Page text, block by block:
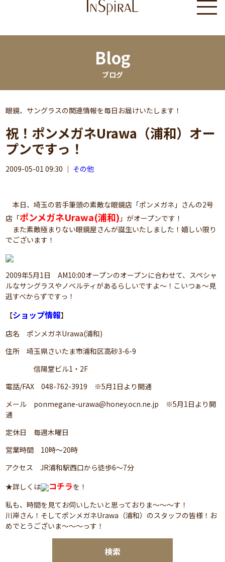
Blog
ブログ
検索
眼鏡、サングラスの関連情報を毎日お届けいたします！
祝！ポンメガネUrawa（浦和）オー
プンですっ！
2009-05-01 09:30 ｜ その他
本日、埼玉の若手筆頭の素敵な眼鏡店「ポンメガネ」さんの2号
店「ポンメガネUrawa(浦和) 」がオープンです！
また素敵極まりない眼鏡屋さんが誕生いたしました！嬉しい限り
でございます！
2009年5月1日 AM10:00オープンのオープンに合わせて、スペシャ
ルなサングラスやノベルティがあるらしいですよ～！こいつぁ～見
逃すべからずですっ！
【ショップ情報】
店名 ポンメガネUrawa(浦和)
住所 埼玉県さいたま市浦和区高砂3-6-9
信陽堂ビル1・2F
電話/FAX 048-762-3919 ※5月1日より開通
メール ponmegane-urawa@honey.ocn.ne.jp ※5月1日より開
通
定休日 毎週木曜日
営業時間 10時～20時
アクセス JR浦和駅西口から徒歩6～7分
★詳しくは
コチラを！
私も、時間を見てお伺いしたいと思っておりま～～～す！
川岸さん！そしてポンメガネUrawa（浦和）のスタッフの皆様！お
めでとうございま～～～っす！